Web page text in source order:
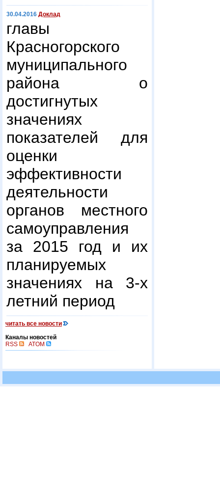
30.04.2016 Доклад
главы
Красногорского
муниципального
района о
достигнутых
значениях
показателей для
оценки
эффективности
деятельности
органов местного
самоуправления
за 2015 год и их
планируемых
значениях на 3-х
летний период
читать все новости
Каналы новостей
RSS
ATOM